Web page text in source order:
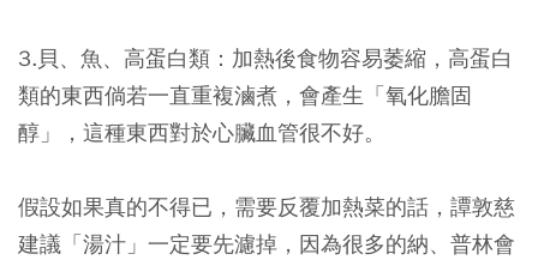
3.貝、魚、高蛋白類 ：加熱後食物容易萎縮，高蛋白
類的東西倘若一直重複滷煮，會產生「氧化膽固
醇」，這種東西對於心臟血管很不好。
假設如果真的不得已，需要反覆加熱菜的話，譚敦慈
建議「湯汁」一定要先濾掉，因為很多的納、普林會